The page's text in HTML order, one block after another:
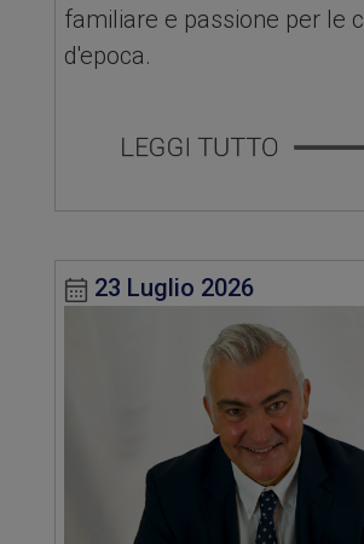
familiare e passione per le
d'epoca.
23 Luglio 2026